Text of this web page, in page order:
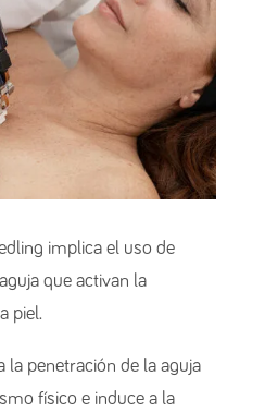
implica el uso de
que activan la
piel.
la penetración de la aguja
físico e induce a la